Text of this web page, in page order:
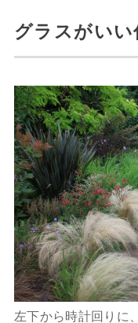
グラスがい
左下から時計回りに